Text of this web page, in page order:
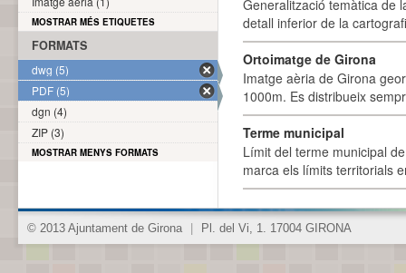
Generalització temàtica de
detall inferior de la
Ortoimatge de Girona
Imatge aèria de Girona
1000m. Es distribueix
Terme municipal
Límit del terme municipal
marca els límits territorials
MOSTRAR MÉS ETIQUETES
FORMATS
dwg (5)
PDF (5)
dgn (4)
ZIP (3)
MOSTRAR MENYS FORMATS
© 2013 Ajuntament de Girona Pl. del Vi, 1. 17004 GIRONA